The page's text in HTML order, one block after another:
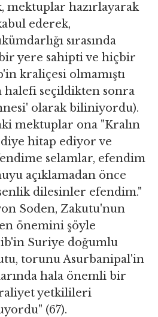
mektuplar hazırlayarak
ederek,
sırasında
yere sahipti ve hiçbir
kraliçesi olmamıştı
halefi seçildikten sonra
olarak biliniyordu).
mektuplar ona "Kralın
diye hitap ediyor ve
selamlar, efendim
açıklamadan önce
dilesinler efendim."
Soden, Zakutu'nun
önemini şöyle
Suriye doğumlu
torunu Asurbanipal'in
hala önemli bir
yetkilileri
(67).